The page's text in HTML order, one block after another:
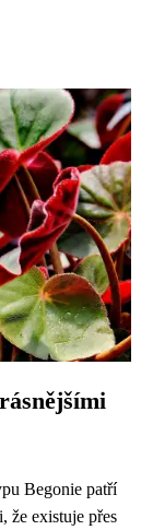
Begonie patří
že existuje přes